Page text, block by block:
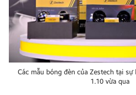
Các mẫu bóng đèn của Zestech tại
1.10 vừa qua